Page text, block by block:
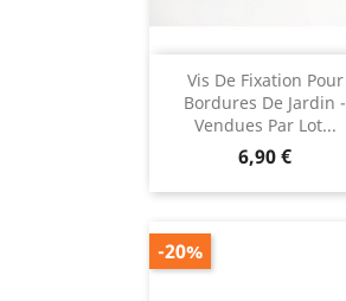
Vis De Fixation Pour
Bordures De Jardin -
Vendues Par Lot...
Prix
6,90 €
-20%